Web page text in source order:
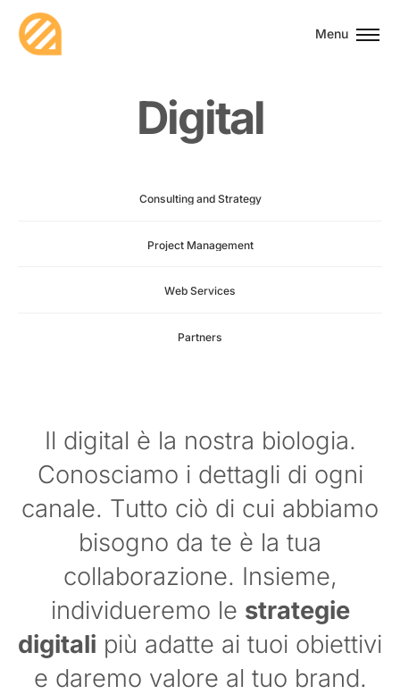
Menu
Digital
Consulting and Strategy
Project Management
Web Services
Partners
Il digital è la nostra biologia.
Conosciamo i dettagli di ogni
canale. Tutto ciò di cui abbiamo
bisogno da te è la tua
collaborazione. Insieme,
individueremo le strategie
digitali più adatte ai tuoi obiettivi
e daremo valore al tuo brand.